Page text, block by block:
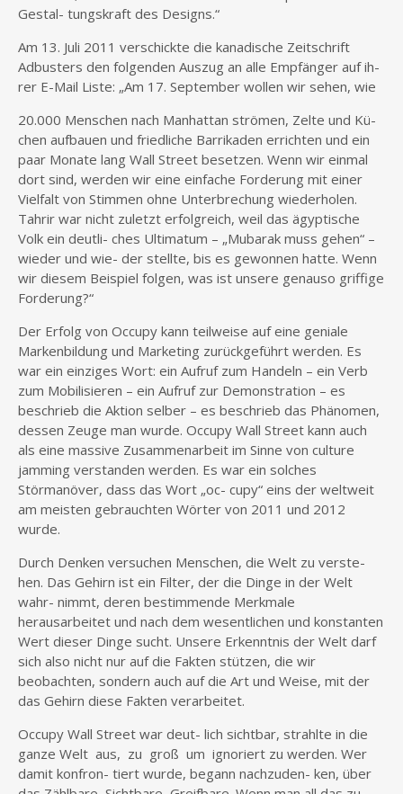
Gestal- tungskraft des Designs.“
Am 13. Juli 2011 verschickte die kanadische Zeitschrift
Adbusters den folgenden Auszug an alle Empfänger auf ih-
rer E-Mail Liste: „Am 17. September wollen wir sehen, wie
20.000 Menschen nach Manhattan strömen, Zelte und Kü-
chen aufbauen und friedliche Barrikaden errichten und ein
paar Monate lang Wall Street besetzen. Wenn wir einmal
dort sind, werden wir eine einfache Forderung mit einer
Vielfalt von Stimmen ohne Unterbrechung wiederholen.
Tahrir war nicht zuletzt erfolgreich, weil das ägyptische
Volk ein deutli- ches Ultimatum – „Mubarak muss gehen“ –
wieder und wie- der stellte, bis es gewonnen hatte. Wenn
wir diesem Beispiel folgen, was ist unsere genauso griffige
Forderung?“
Der Erfolg von Occupy kann teilweise auf eine geniale
Markenbildung und Marketing zurückgeführt werden. Es
war ein einziges Wort: ein Aufruf zum Handeln – ein Verb
zum Mobilisieren – ein Aufruf zur Demonstration – es
beschrieb die Aktion selber – es beschrieb das Phänomen,
dessen Zeuge man wurde. Occupy Wall Street kann auch
als eine massive Zusammenarbeit im Sinne von culture
jamming verstanden werden. Es war ein solches
Störmanöver, dass das Wort „oc- cupy“ eins der weltweit
am meisten gebrauchten Wörter von 2011 und 2012
wurde.
Durch Denken versuchen Menschen, die Welt zu verste-
hen. Das Gehirn ist ein Filter, der die Dinge in der Welt
wahr- nimmt, deren bestimmende Merkmale
herausarbeitet und nach dem wesentlichen und konstanten
Wert dieser Dinge sucht. Unsere Erkenntnis der Welt darf
sich also nicht nur auf die Fakten stützen, die wir
beobachten, sondern auch auf die Art und Weise, mit der
das Gehirn diese Fakten verarbeitet.
Occupy Wall Street war deut- lich sichtbar, strahlte in die
ganze Welt aus, zu groß um ignoriert zu werden. Wer
damit konfron- tiert wurde, begann nachzuden- ken, über